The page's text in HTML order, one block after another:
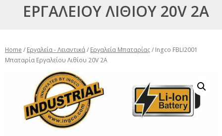
ΕΡΓΑΛΕΊΟΥ ΛΙΘΊΟΥ 20V 2A
Home / Εργαλεία - Λειαντικά/ Εργαλεία Μπαταρίας/ Ingco FBLI2001
Μπαταρία Εργαλείου Λιθίου 20V 2A